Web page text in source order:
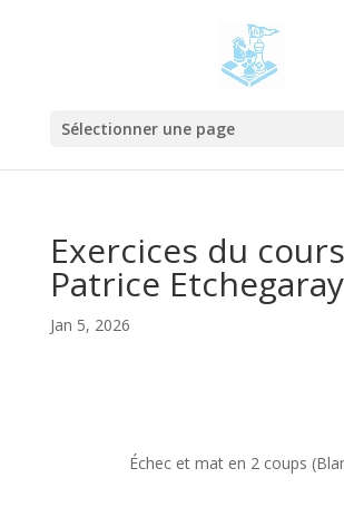
Sélectionner une page
Exercices du
Patrice Etchegaray
Jan 5, 2026
Échec et mat en 2 coups